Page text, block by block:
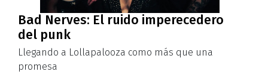
Bad Nerves: El ruido imperecedero
del punk
Llegando a Lollapalooza como más que una
promesa